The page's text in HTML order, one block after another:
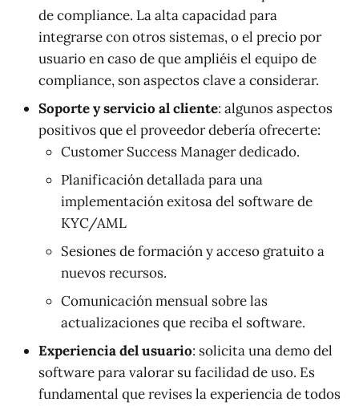
de compliance. La alta capacidad para
integrarse con otros sistemas, o el precio por
usuario en caso de que ampliéis el equipo de
compliance, son aspectos clave a considerar.
Soporte y servicio al cliente: algunos aspectos
positivos que el proveedor debería ofrecerte:
Customer Success Manager dedicado.
Planificación detallada para una
implementación exitosa del software de
KYC/AML
Sesiones de formación y acceso gratuito a
nuevos recursos.
Comunicación mensual sobre las
actualizaciones que reciba el software.
Experiencia del usuario: solicita una demo del
software para valorar su facilidad de uso. Es
fundamental que revises la experiencia de todos